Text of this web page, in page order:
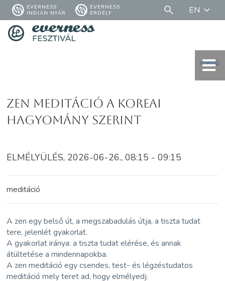
EVERNESS
INDIÁN NYÁR
EVERNESS
ERDÉLY
EN
menü
Zen meditáció a koreai
hagyomány szerint
ELMÉLYÜLÉS, 2026-06-26., 08:15 - 09:15
meditáció
A zen egy belső út, a megszabadulás útja, a tiszta tudat
tere, jelenlét gyakorlat.
A gyakorlat iránya: a tiszta tudat elérése, és annak
átültetése a mindennapokba.
A zen meditáció egy csendes, test- és légzéstudatos
meditáció mely teret ad, hogy elmélyedj.